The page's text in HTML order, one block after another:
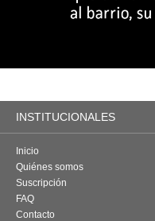
INSTITUCIONALES
Inicio
Quiénes somos
Suscripción
FAQ
Contacto